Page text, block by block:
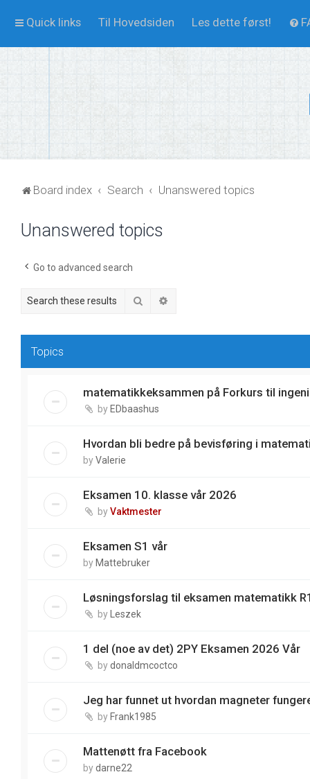
Quick links Til Hovedsiden Les dette først!
Board index Search Unanswered topics
Unanswered topics
Go to advanced search
Search
Topics
matematikkeksammen på Forkurs til
by EDbaashus
Hvordan bli bedre på bevisføring i
byValerie
Eksamen 10. klasse vår 2026
byVaktmester
Eksamen S1 vår
by Mattebruker
Løsningsforslag til eksamen matematikk
by Leszek
1 del (noe av det) 2PY Eksamen 2026 Vår
bydonaldmcoctco
Jeg har funnet ut hvordan magneter
by Frank1985
Mattenøtt fra Facebook
bydarne22